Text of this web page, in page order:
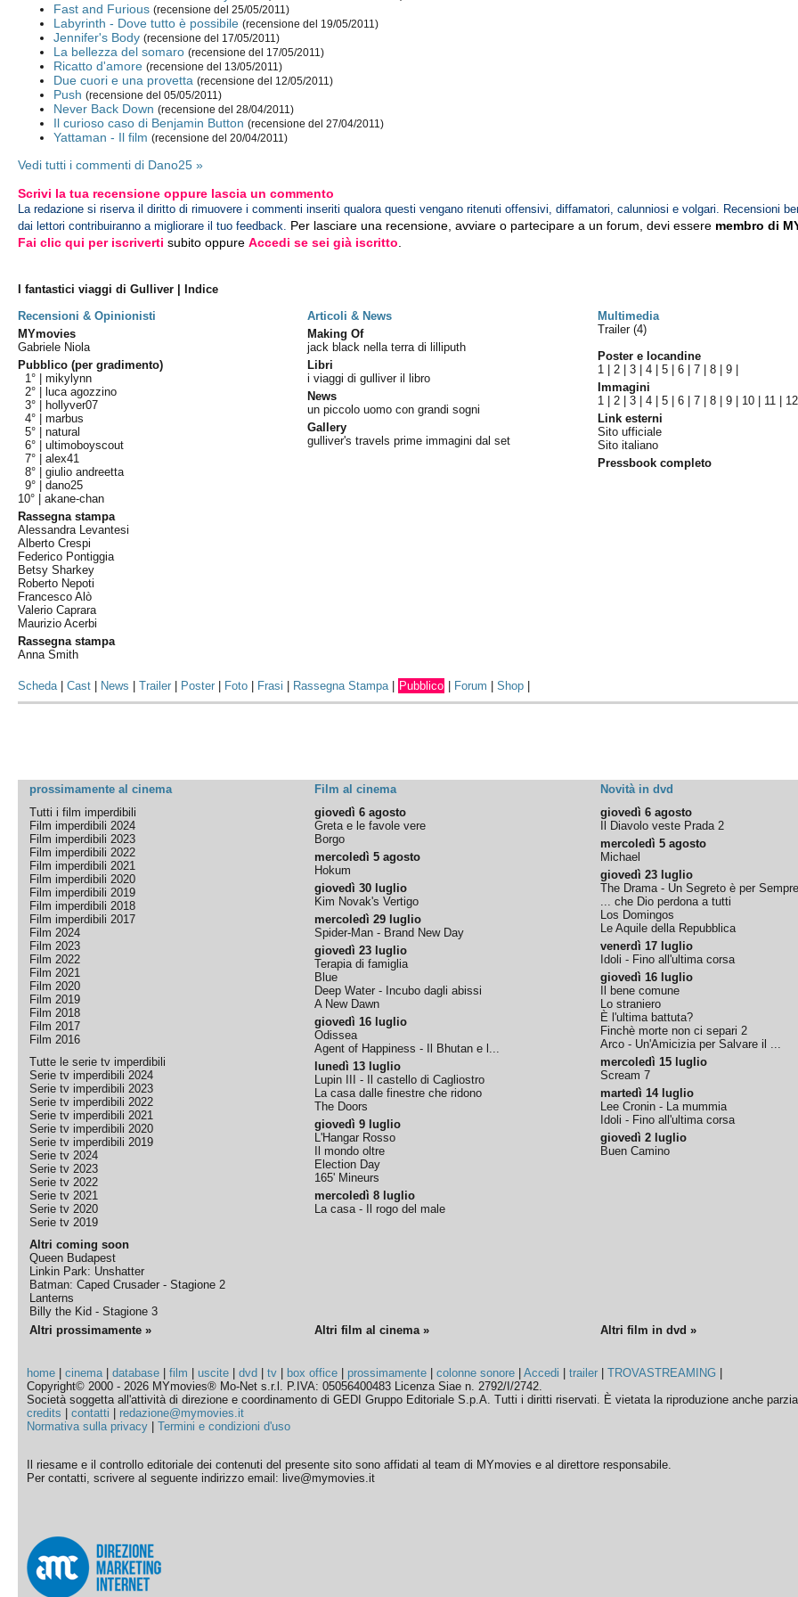
Fast and Furious (recensione del 25/05/2011)
Labyrinth - Dove tutto è possibile (recensione del 19/05/2011)
Jennifer's Body (recensione del 17/05/2011)
La bellezza del somaro (recensione del 17/05/2011)
Ricatto d'amore (recensione del 13/05/2011)
Due cuori e una provetta (recensione del 12/05/2011)
Push (recensione del 05/05/2011)
Never Back Down (recensione del 28/04/2011)
Il curioso caso di Benjamin Button (recensione del 27/04/2011)
Yattaman - Il film (recensione del 20/04/2011)
Vedi tutti i commenti di Dano25 »
Scrivi la tua recensione oppure lascia un commento
La redazione si riserva il diritto di rimuovere i commenti inseriti qualora questi vengano ritenuti offensivi, diffamatori, calunniosi e volgari. Recensioni
dai lettori contribuiranno a migliorare il tuo feedback. Per lasciare una recensione, avviare o partecipare a un forum, devi essere membro di
Fai clic qui per iscriverti subito oppureAccedi se sei già iscritto
I fantastici viaggi di Gulliver | Indice
Recensioni & Opinionisti
Articoli & News Multimedia
MYmovies
Gabriele Niola
Pubblico (per gradimento)
1° |mikylynn
2° |
luca agozzino
3° |
hollyver07
4° |marbus
5° |natural
6° |ultimoboyscout
7° |alex41
8° |giulio andreetta
9° |dano25
10° |akane-chan
Rassegna stampa
Alessandra Levantesi
Alberto Crespi
Federico Pontiggia
Betsy Sharkey
Roberto Nepoti
Francesco Alò
Valerio Caprara
Maurizio Acerbi
Rassegna stampa
Anna Smith
Making Of
jack black nella terra di lilliputh
Libri
i viaggi di gulliver il libro
News
un piccolo uomo con grandi sogni
Gallery
gulliver's travels prime immagini dal set
Trailer (4)
Poster e locandine
1 |2 |3 |4 |5 |6 |7 |8 |9
Immagini
1 |2 |3 |4 |5 |6 |7 |8 |9 10 11 12
Link esterni
Sito ufficiale
Sito italiano
Pressbook completo
Scheda|Cast News |Trailer Poster Foto Frasi Rassegna Stampa| Pubblico Forum |Shop
prossimamente al cinema Film al cinema Novità in dvd
Tutti i film imperdibili
Film imperdibili 2024
Film imperdibili 2023
Film imperdibili 2022
Film imperdibili 2021
Film imperdibili 2020
Film imperdibili 2019
Film imperdibili 2018
Film imperdibili 2017
Film 2024
Film 2023
Film 2022
Film 2021
Film 2020
Film 2019
Film 2018
Film 2017
Film 2016
Tutte le serie tv imperdibili
Serie tv imperdibili 2024
Serie tv imperdibili 2023
Serie tv imperdibili 2022
Serie tv imperdibili 2021
Serie tv imperdibili 2020
Serie tv imperdibili 2019
Serie tv 2024
Serie tv 2023
Serie tv 2022
Serie tv 2021
Serie tv 2020
Serie tv 2019
Altri coming soon
Queen Budapest
Linkin Park: Unshatter
Batman: Caped Crusader - Stagione 2
Lanterns
Billy the Kid - Stagione 3
giovedì 6 agosto
Greta e le favole vere
Borgo
mercoledì 5 agosto
Hokum
giovedì 30 luglio
Kim Novak's Vertigo
mercoledì 29 luglio
Spider-Man - Brand New Day
giovedì 23 luglio
Terapia di famiglia
Blue
Deep Water - Incubo dagli abissi
A New Dawn
giovedì 16 luglio
Odissea
Agent of Happiness - Il Bhutan e l...
lunedì 13 luglio
Lupin III - Il castello di Cagliostro
La casa dalle finestre che ridono
The Doors
giovedì 9 luglio
L'Hangar Rosso
Il mondo oltre
Election Day
165' Mineurs
mercoledì 8 luglio
La casa - Il rogo del male
giovedì 6 agosto
Il Diavolo veste Prada 2
mercoledì 5 agosto
Michael
giovedì 23 luglio
The Drama - Un Segreto è per Sempre
... che Dio perdona a tutti
Los Domingos
Le Aquile della Repubblica
venerdì 17 luglio
Idoli - Fino all'ultima corsa
giovedì 16 luglio
Il bene comune
Lo straniero
È l'ultima battuta?
Finchè morte non ci separi 2
Arco - Un'Amicizia per Salvare il ...
mercoledì 15 luglio
Scream 7
martedì 14 luglio
Lee Cronin - La mummia
Idoli - Fino all'ultima corsa
giovedì 2 luglio
Buen Camino
Altri prossimamente » Altri film al cinema » Altri film in dvd »
home |cinema|database |film |uscite |dvd |tv box office prossimamente |colonne sonore |Accedi |trailer |TROVASTREAMING
Copyright© 2000 - 2026 MYmovies® Mo-Net s.r.l. P.IVA: 05056400483 Licenza Siae n. 2792/I/2742.
Società soggetta all'attività di direzione e coordinamento di GEDI Gruppo Editoriale S.p.A. Tutti i diritti riservati. È vietata la riproduzione anche
credits |contatti
redazione@mymovies.it
Normativa sulla privacy |Termini e condizioni d'uso
Il riesame e il controllo editoriale dei contenuti del presente sito sono affidati al team di MYmovies e al direttore responsabile.
Per contatti, scrivere al seguente indirizzo email: live@mymovies.it